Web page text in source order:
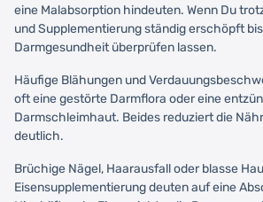
eine Malabsorption hindeuten. Wenn Du
und Supplementierung ständig erschöpft
Darmgesundheit überprüfen lassen.
Häufige Blähungen und
oft eine gestörte Darmflora oder eine
Darmschleimhaut. Beides reduziert die
deutlich.
Brüchige Nägel, Haarausfall oder blasse
Eisensupplementierung deuten auf eine